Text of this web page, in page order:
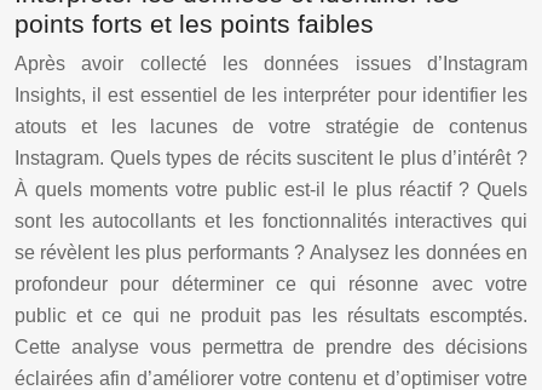
points forts et les points faibles
Après avoir collecté les données issues d’Instagram
Insights, il est essentiel de les interpréter pour identifier les
atouts et les lacunes de votre stratégie de contenus
Instagram. Quels types de récits suscitent le plus d’intérêt ?
À quels moments votre public est-il le plus réactif ? Quels
sont les autocollants et les fonctionnalités interactives qui
se révèlent les plus performants ? Analysez les données en
profondeur pour déterminer ce qui résonne avec votre
public et ce qui ne produit pas les résultats escomptés.
Cette analyse vous permettra de prendre des décisions
éclairées afin d’améliorer votre contenu et d’optimiser votre